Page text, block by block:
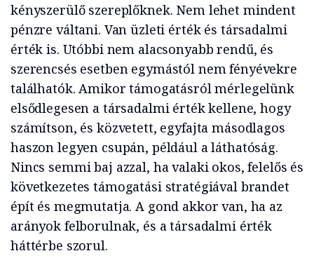
kényszerülő szereplőknek. Nem lehet mindent
pénzre váltani. Van üzleti érték és társadalmi
érték is. Utóbbi nem alacsonyabb rendű, és
szerencsés esetben egymástól nem fényévekre
találhatók. Amikor támogatásról mérlegelünk
elsődlegesen a társadalmi érték kellene, hogy
számítson, és közvetett, egyfajta másodlagos
haszon legyen csupán, például a láthatóság.
Nincs semmi baj azzal, ha valaki okos, felelős és
következetes támogatási stratégiával brandet
épít és megmutatja. A gond akkor van, ha az
arányok felborulnak, és a társadalmi érték
háttérbe szorul.